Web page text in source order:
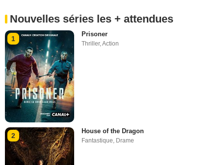
Nouvelles séries les + attendues
1
Prisoner
Thriller,Action
2
House of the Dragon
Fantastique, Drame